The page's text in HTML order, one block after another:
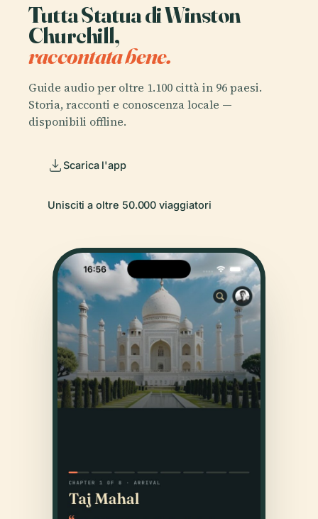
Tutta Statua di Winston
Churchill,
raccontata bene.
Guide audio per oltre 1.100 città in 96 paesi.
Storia, racconti e conoscenza locale —
disponibili offline.
Scarica l'app
Unisciti a oltre 50.000 viaggiatori